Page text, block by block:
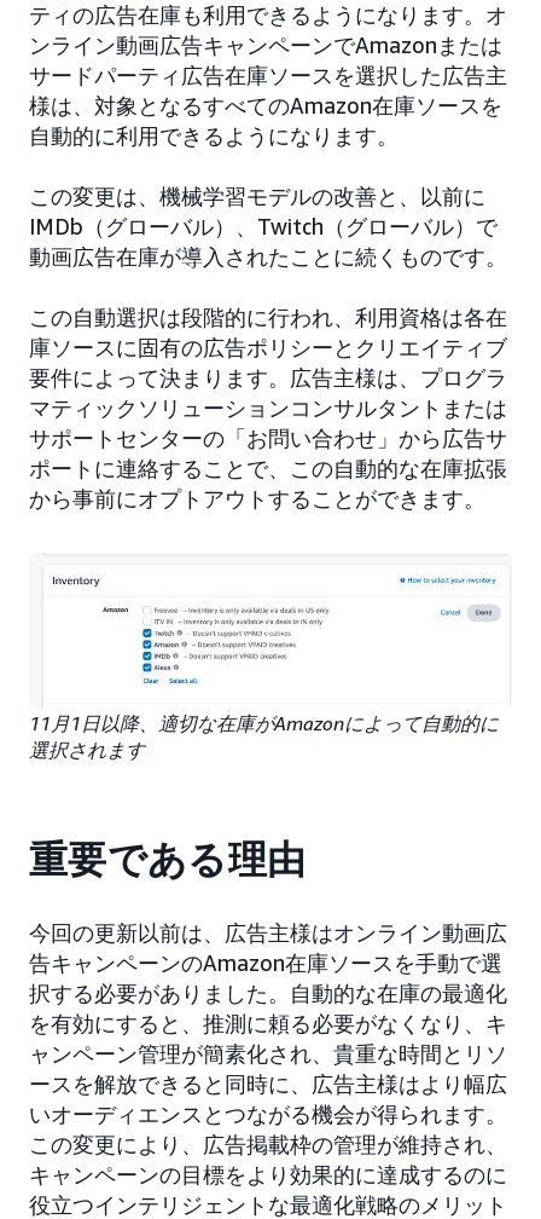
ティの広告在庫も利用できるようになります。オ
ンライン動画広告キャンペーンでAmazonまたは
サードパーティ広告在庫ソースを選択した広告主
様は、対象となるすべてのAmazon在庫ソースを
自動的に利用できるようになります。
この変更は、機械学習モデルの改善と、以前に
IMDb（グローバル）、Twitch（グローバル）で
動画広告在庫が導入されたことに続くものです。
この自動選択は段階的に行われ、利用資格は各在
庫ソースに固有の広告ポリシーとクリエイティブ
要件によって決まります。広告主様は、プログラ
マティックソリューションコンサルタントまたは
サポートセンターの「お問い合わせ」から広告サ
ポートに連絡することで、この自動的な在庫拡張
から事前にオプトアウトすることができます。
11月1日以降、適切な在庫がAmazonによって自動的に
選択されます
重要である理由
今回の更新以前は、広告主様はオンライン動画広
告キャンペーンのAmazon在庫ソースを手動で選
択する必要がありました。自動的な在庫の最適化
を有効にすると、推測に頼る必要がなくなり、キ
ャンペーン管理が簡素化され、貴重な時間とリソ
ースを解放できると同時に、広告主様はより幅広
いオーディエンスとつながる機会が得られます。
この変更により、広告掲載枠の管理が維持され、
キャンペーンの目標をより効果的に達成するのに
役立つインテリジェントな最適化戦略のメリット